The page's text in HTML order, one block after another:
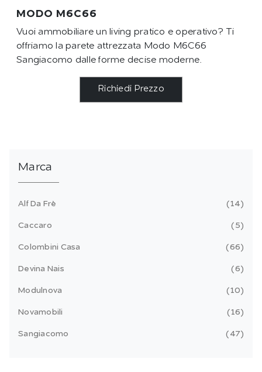
MODO M6C66
Vuoi ammobiliare un living pratico e operativo? Ti
offriamo la parete attrezzata Modo M6C66
Sangiacomo dalle forme decise moderne.
Richiedi Prezzo
Marca
Alf Da Frè 14
Caccaro 5
Colombini Casa 66
Devina Nais 6
Modulnova 10
Novamobili 16
Sangiacomo 47